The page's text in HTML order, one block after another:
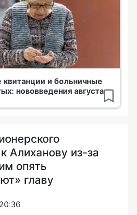
и больничные
нововведения августа
Алиханову из-за
опять
главу